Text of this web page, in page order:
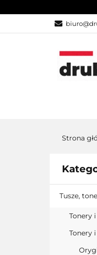
Strona
Tusze,
Tonery
Tonery